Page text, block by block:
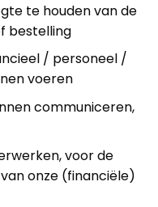
te houden van de
bestelling
/ personeel /
voeren
communiceren,
voor de
onze (financiële)